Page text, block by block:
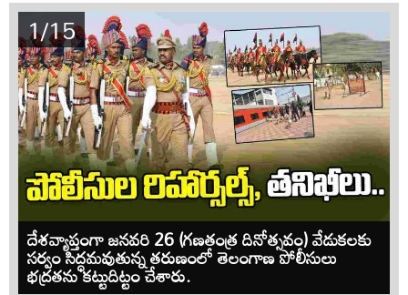
1/15
దేశవ్యాప్తంగా జనవరి 26 (గణతంత్ర దినోత్సవం) వేడుకలకు
సర్వం సిద్ధమవుతున్న తరుణంలో తెలంగాణ పోలీసులు
భద్రతను కట్టుదిట్టం చేశారు.